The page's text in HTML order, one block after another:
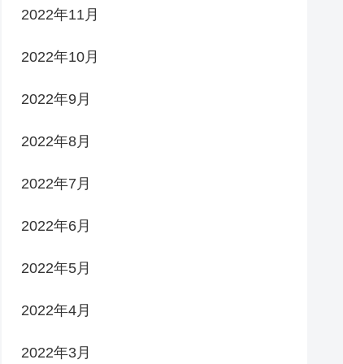
2022年11月
2022年10月
2022年9月
2022年8月
2022年7月
2022年6月
2022年5月
2022年4月
2022年3月